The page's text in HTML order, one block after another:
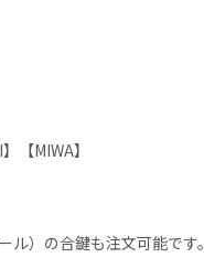
【MIWA】
）の合鍵も注文可能です。